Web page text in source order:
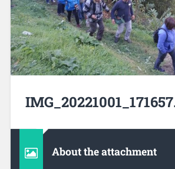
About the attachment